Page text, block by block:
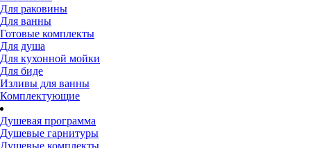
Для раковины
Для ванны
Готовые комплекты
Для душа
Для кухонной мойки
Для биде
Изливы для ванны
Комплектующие
Душевая программа
Душевые гарнитуры
Душевые комплекты